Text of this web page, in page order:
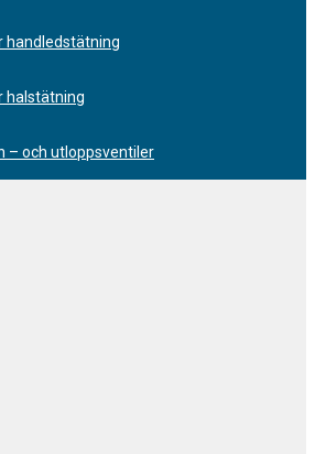
handledstätning
halstätning
– och utloppsventiler